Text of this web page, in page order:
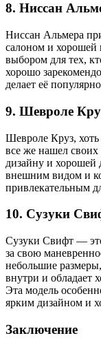
8. Ниссан
Ниссан Альмера
салоном и хорошей
выбором для тех,
хорошо
делает её
9. Шевроле
Шевроле Круз,
все же нашел своих
дизайну и хорошей
внешним видом и
привлекательным
10. Сузуки
Сузуки Свифт —
за свою
небольшие
внутри и обладает
Эта модель
ярким дизайном и
Заключение